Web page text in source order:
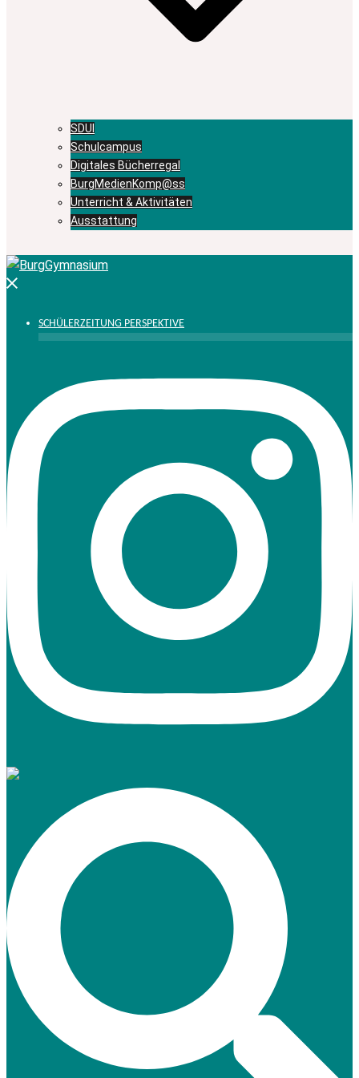
SDUI
Schulcampus
Digitales Bücherregal
BurgMedienKomp@ss
Unterricht & Aktivitäten
Ausstattung
Menü
SCHÜLERZEITUNG PERSPEKTIVE